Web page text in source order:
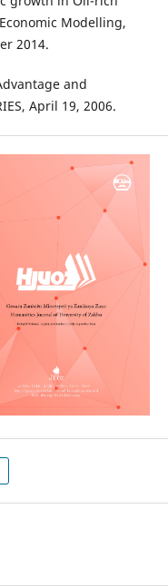
Modelling,
2014.
and
April 19, 2006.